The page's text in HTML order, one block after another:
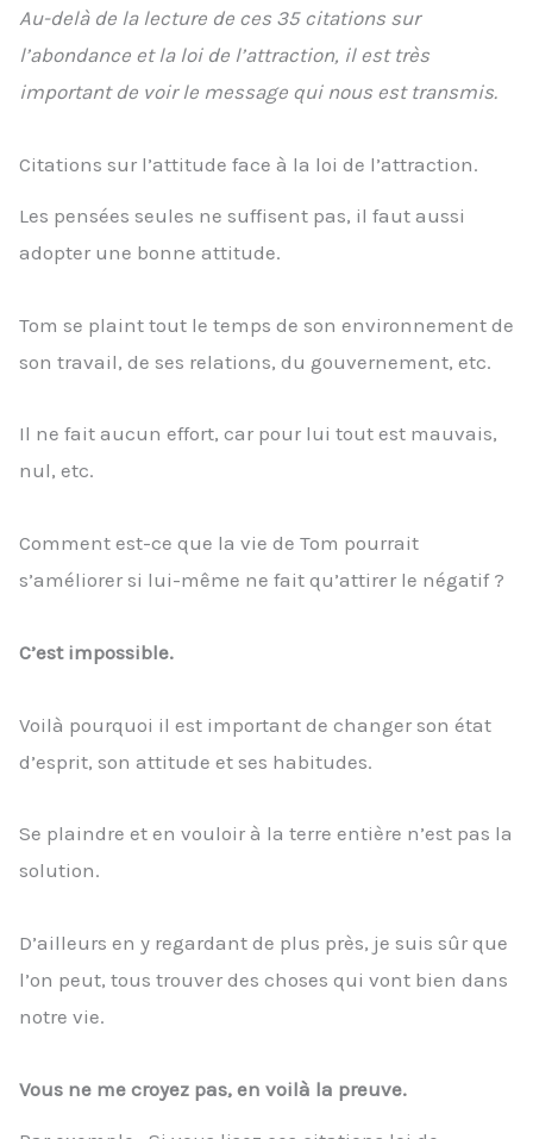
Au-delà de la lecture de ces 35 citations sur
l’abondance et la loi de l’attraction, il est très
important de voir le message qui nous est transmis.
Citations sur l’attitude face à la loi de l’attraction.
Les pensées seules ne suffisent pas, il faut aussi
adopter une bonne attitude.
Tom se plaint tout le temps de son environnement de
son travail, de ses relations, du gouvernement, etc.
Il ne fait aucun effort, car pour lui tout est mauvais,
nul, etc.
Comment est-ce que la vie de Tom pourrait
s’améliorer si lui-même ne fait qu’attirer le négatif ?
C’est impossible.
Voilà pourquoi il est important de changer son état
d’esprit, son attitude et ses habitudes.
Se plaindre et en vouloir à la terre entière n’est pas la
solution.
D’ailleurs en y regardant de plus près, je suis sûr que
l’on peut, tous trouver des choses qui vont bien dans
notre vie.
Vous ne me croyez pas, en voilà la preuve.